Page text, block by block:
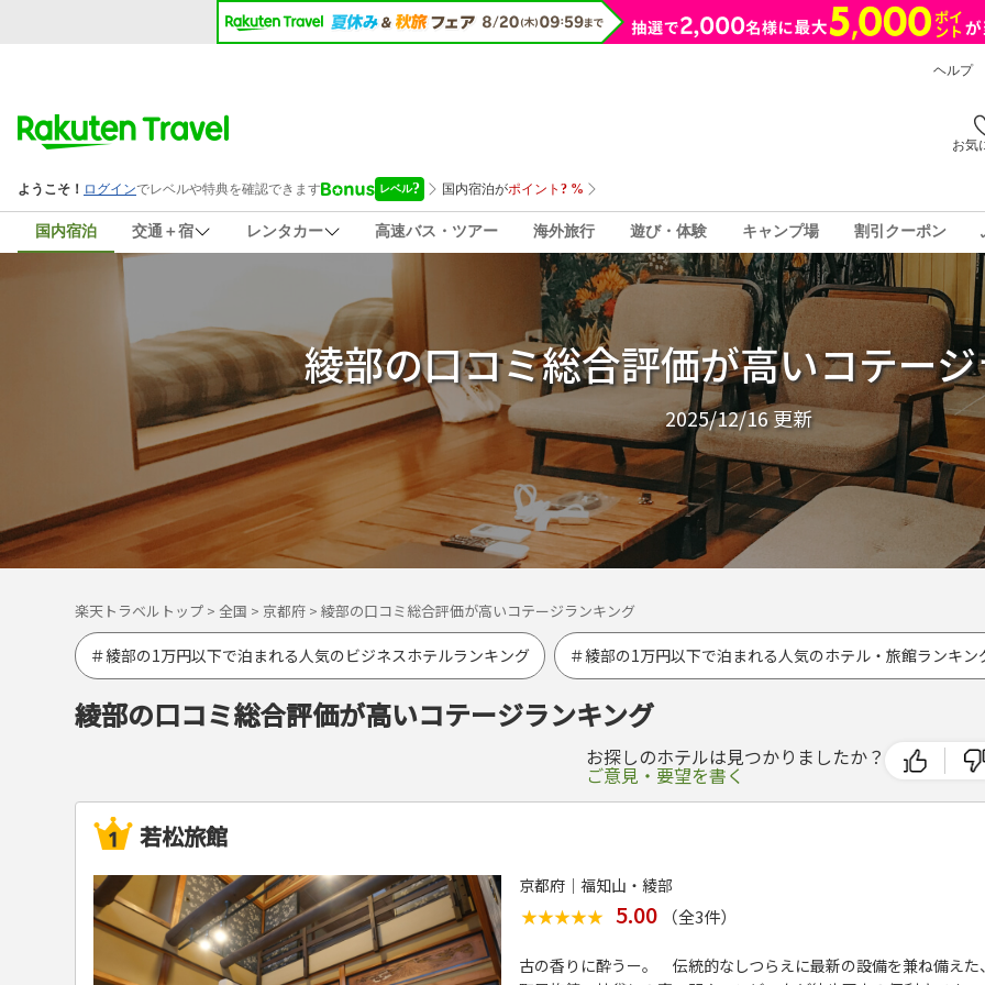
ヘルプ
お気
国内宿泊 交通＋宿 レンタカー 高速バス・ツアー 海外旅行 遊び・体験 キャンプ場 割引クーポン
綾部の口コミ総合評価が高いコテー
2025/12/16更新
楽天トラベルトップ > 全国 > 京都府 > 綾部の口コミ総合評価が高いコテージランキング
＃綾部の1万円以下で泊まれる人気のビジネスホテルランキング ＃綾部の1万円以下で泊まれる人気のホテル・旅館ランキン
綾部の口コミ総合評価が高いコテージランキング
お探しのホテルは見つかりましたか？
ご意見・要望を書く
若松旅館
京都府│福知山・綾部
★★★★★
★★★★★ 5.00 （全3件）
古の香りに酔うー。 伝統的なしつらえに最新の設備を兼ね備えた